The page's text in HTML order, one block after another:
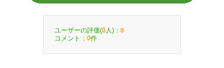
ユーザーの評価(0 人)： 0
コメント： 0件